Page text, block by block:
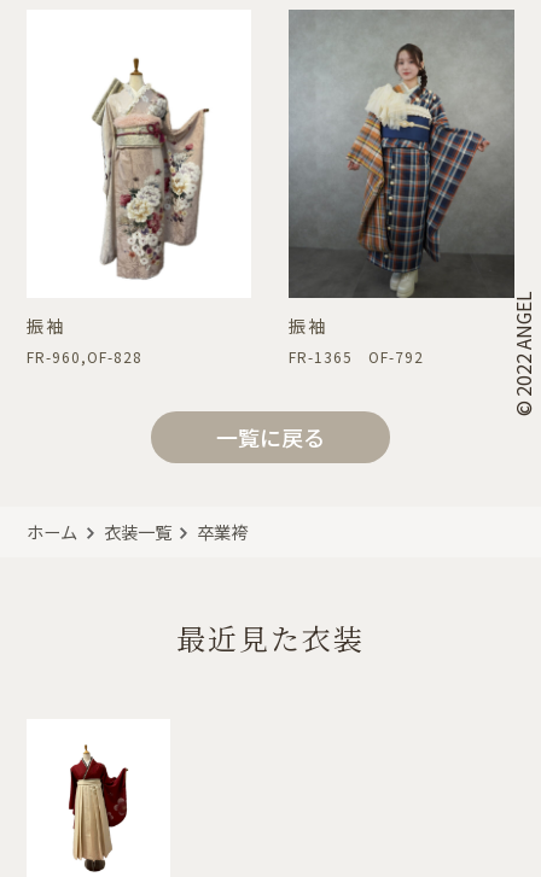
振袖
FR-960,OF-828
振袖
FR-1365 OF-792
一覧に戻る
ホーム 衣装一覧 卒業袴
最近見た衣装
© 2022 ANGEL